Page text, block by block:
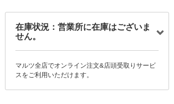
在庫状況：営業所に在庫はございま
せん。
マルツ全店でオンライン注文&店頭受取りサービ
スをご利用いただけます。